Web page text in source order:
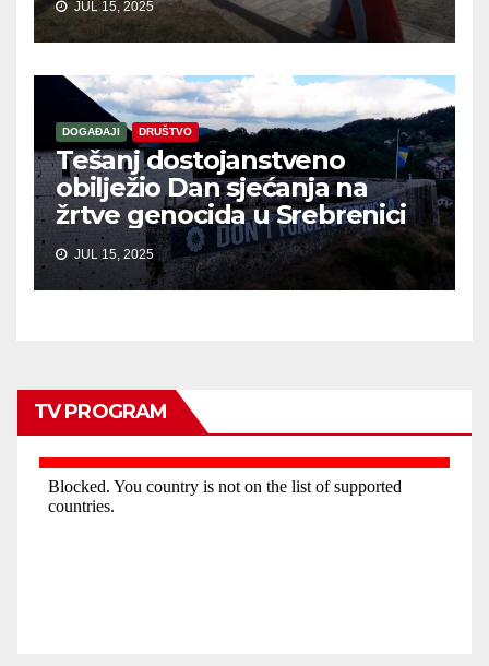
JUL 15, 2025
DOGAĐAJI DRUŠTVO
Tešanj dostojanstveno
obilježio Dan sjećanja na
žrtve genocida u Srebrenici
JUL 15, 2025
TV PROGRAM